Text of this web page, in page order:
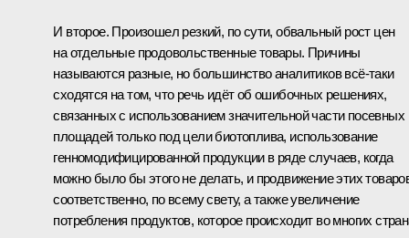
И второе. Произошел резкий, по сути, обвальный рост цен
на отдельные продовольственные товары. Причины
называются разные, но большинство аналитиков всё‑таки
сходятся на том, что речь идёт об ошибочных решениях,
связанных с использованием значительной части посевных
площадей только под цели биотоплива, использование
генномодифицированной продукции в ряде случаев, когда
можно было бы этого не делать, и продвижение этих
соответственно, по всему свету, а также увеличение
потребления продуктов, которое происходит во многих